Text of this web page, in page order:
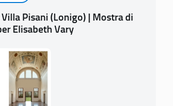
Pisani (Lonigo) | Mostra di
Elisabeth Vary